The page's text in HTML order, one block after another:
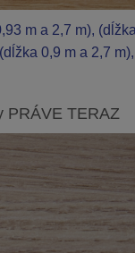
m a 2,7 m),
(dĺžka 0,9 m a 2,7 m),
PRÁVE TERAZ